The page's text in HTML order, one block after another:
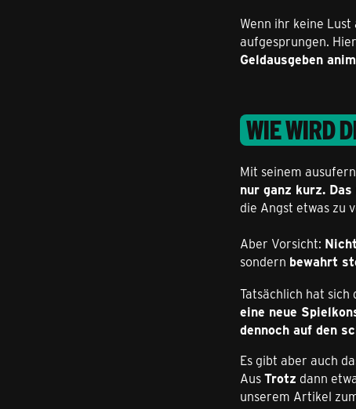
Wenn ihr keine
aufgesprungen.
Geldausgeben
WIE WIRD
Mit seinem
nur ganz kurz.
die Angst etwas zu
Aber Vorsicht:
sondern bewahrt
Tatsächlich hat sich
eine neue
dennoch auf den
Es gibt aber auch
AusTrotz dann
unserem Artikel